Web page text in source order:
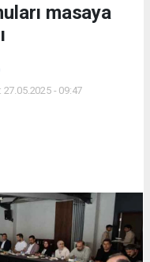
masaya
- 09:47